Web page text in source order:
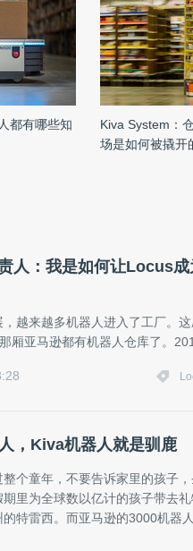
都有哪些知
Kiva System：
场是如何被撬开
人：我是如何让Locus
越来越多机器人进入了工厂。这
厢亚马逊都有机器人仓库了。
，Kiva机器人就是驯鹿
个童年，不要告诉家里的孩子
里为全球数以亿计的孩子带去
特雷西。而亚马逊的3000机器